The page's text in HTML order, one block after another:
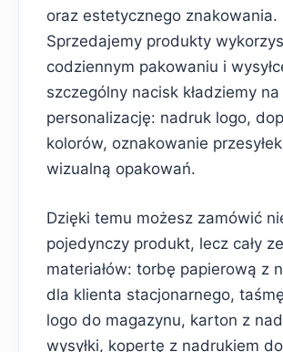
oraz estetycznego znakowania.
Sprzedajemy produkty
codziennym pakowaniu i
szczególny nacisk kładziemy na
personalizację: nadruk logo,
kolorów, oznakowanie
wizualną opakowań.
Dzięki temu możesz zamówić
pojedynczy produkt, lecz cały
materiałów: torbę papierową z
dla klienta stacjonarnego,
logo do magazynu, karton z
wysyłki, kopertę z nadrukiem do